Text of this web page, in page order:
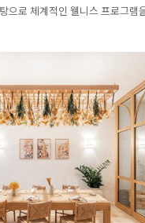
으로 체계적인 웰니스 프로그램